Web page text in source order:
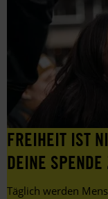
Diskriminierung
LGBTIQ+.
FREIHEIT IST
DEINE SPENDE
Täglich werden